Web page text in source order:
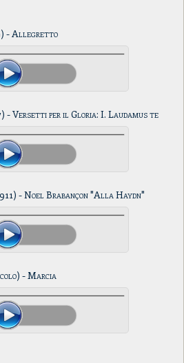
- Allegretto
- Versetti per il Gloria: I. Laudamus te
- Noel Brabançon "Alla Haydn"
- Marcia